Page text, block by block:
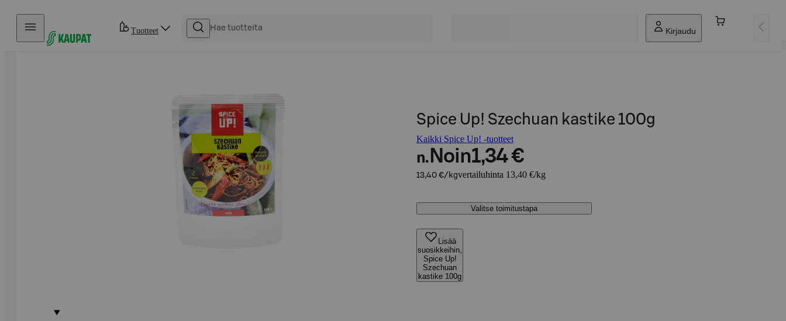
Hyppää sisältöön
Tuotteet Kirjaudu
Spice Up! Szechuan kastike 100g
Kaikki Spice Up! -tuotteet
n. Noin1,34 €
13,40 €/kgvertailuhinta 13,40 €/kg
Valitse toimitustapa
Lisää
suosikkeihin,
Spice Up!
Szechuan
kastike 100g